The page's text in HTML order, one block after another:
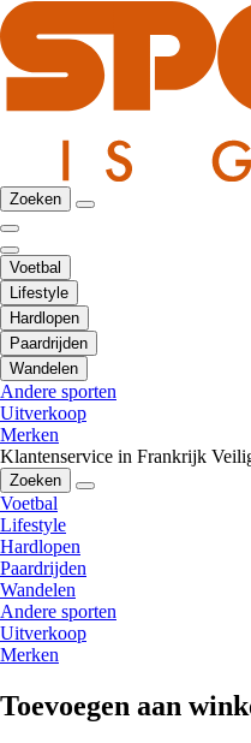
Zoeken
Voetbal
Lifestyle
Hardlopen
Paardrijden
Wandelen
Andere sporten
Uitverkoop
Merken
Klantenservice in Frankrijk
Zoeken
Voetbal
Lifestyle
Hardlopen
Paardrijden
Wandelen
Andere sporten
Uitverkoop
Merken
Toevoegen aan